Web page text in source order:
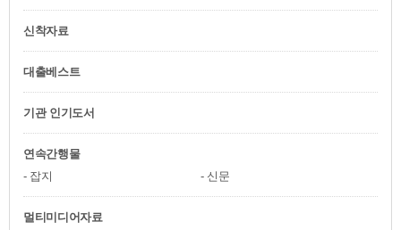
신착자료
대출베스트
기관 인기도서
연속간행물
잡지
신문
멀티미디어자료